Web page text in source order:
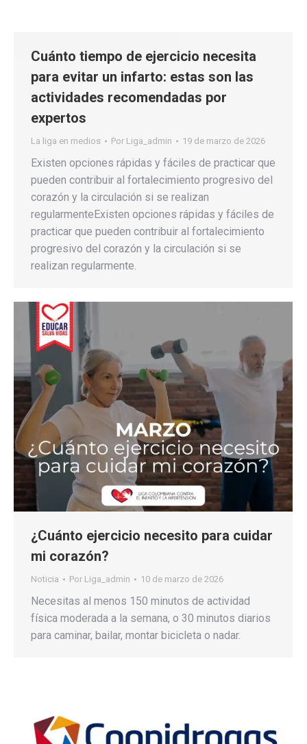
Cuánto tiempo de ejercicio necesita
para evitar un infarto: estas son las
actividades recomendadas por
expertos
La liga en medios Por Liga_admin 19 de marzo de 2026
Existen opciones rápidas y fáciles de practicar que
pueden contribuir al fortalecimiento progresivo del
corazón y la circulación si se realizan
regularmenteExisten opciones rápidas y fáciles de
practicar que pueden contribuir al fortalecimiento
progresivo del corazón y la circulación si se
realizan regularmente.
¿Cuánto ejercicio necesito para cuidar
mi corazón?
Noticia Por Liga_admin 10 de marzo de 2026
Necesitas al menos 150 minutos de actividad
física moderada a la semana, o 30 minutos diarios
para caminar, bailar, montar bicicleta o nadar.